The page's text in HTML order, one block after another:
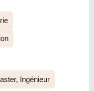
Ingénieur